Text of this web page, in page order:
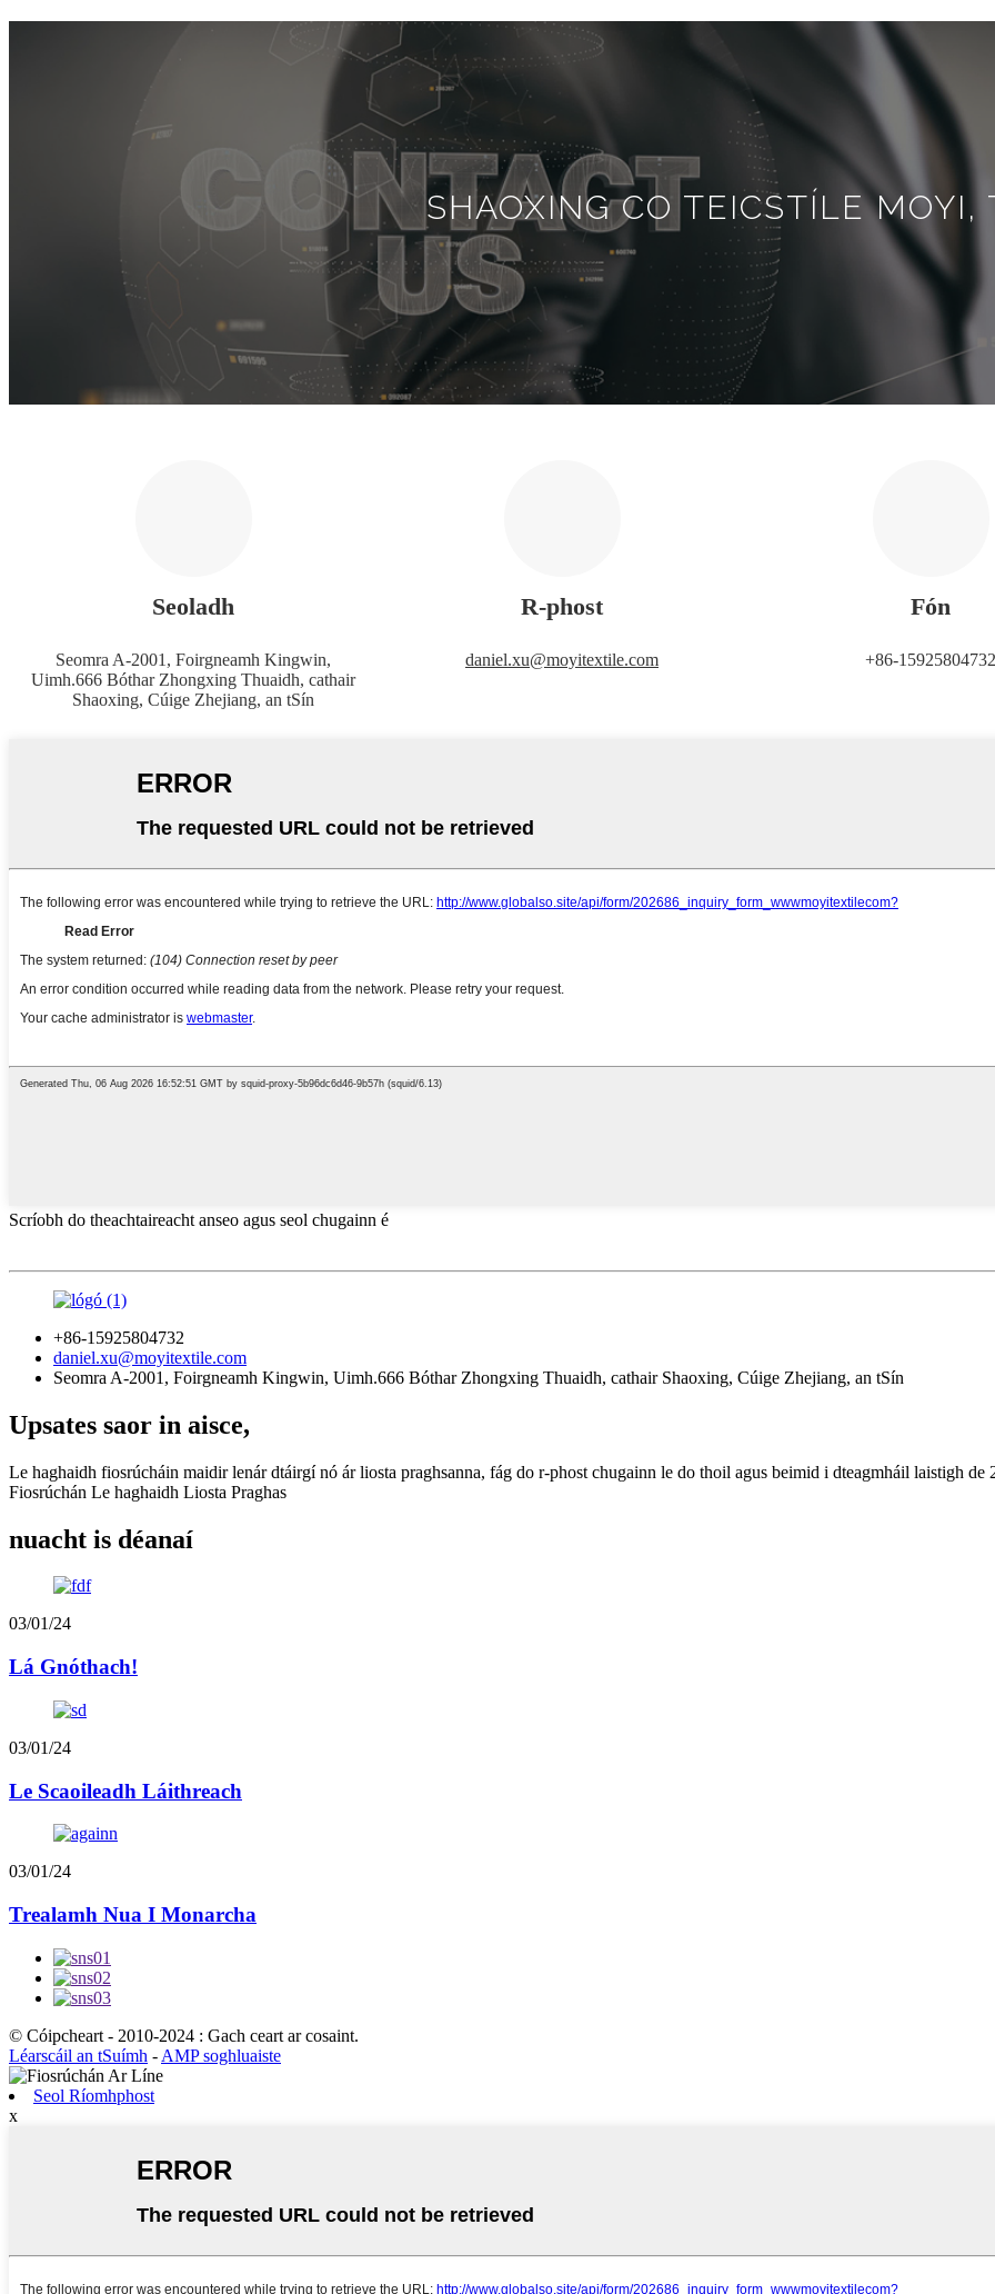
SHAOXING CO TEICSTÍLE MOYI,
Seoladh
Seomra A-2001, Foirgneamh Kingwin,
Uimh.666 Bóthar Zhongxing Thuaidh, cathair
Shaoxing, Cúige Zhejiang, an tSín
R-phost
daniel.xu@moyitextile.com
Fón
+86-15925804732
Scríobh do theachtaireacht anseo agus seol chugainn é
+86-15925804732
daniel.xu@moyitextile.com
Seomra A-2001, Foirgneamh Kingwin, Uimh.666 Bóthar Zhongxing Thuaidh, cathair Shaoxing, Cúige Zhejiang, an tSín
Upsates saor in aisce,
Le haghaidh fiosrúcháin maidir lenár dtáirgí nó ár liosta praghsanna, fág do r-phost chugainn le do thoil agus beimid i dteagmháil laistigh de
Fiosrúchán Le haghaidh Liosta Praghas
nuacht is déanaí
03/01/24
Lá Gnóthach!
03/01/24
Le Scaoileadh Láithreach
03/01/24
Trealamh Nua I Monarcha
© Cóipcheart - 2010-2024 : Gach ceart ar cosaint.
Léarscáil an tSuímh - AMP soghluaiste
Seol Ríomhphost
x